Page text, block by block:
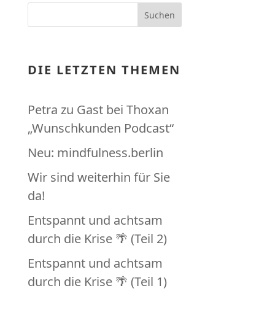
DIE LETZTEN THEMEN
Petra zu Gast bei Thoxan
„Wunschkunden Podcast“
Neu: mindfulness.berlin
Wir sind weiterhin für Sie
da!
Entspannt und achtsam
durch die Krise 🌴 (Teil 2)
Entspannt und achtsam
durch die Krise 🌴 (Teil 1)